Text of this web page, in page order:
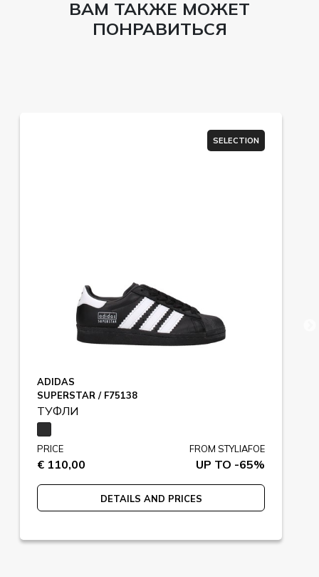
ВАМ ТАКЖЕ МОЖЕТ
ПОНРАВИТЬСЯ
SELECTION
ADIDAS
SUPERSTAR / F75138
ТУФЛИ
PRICE
€ 110,00
FROM STYLIAFOE
UP TO -65%
DETAILS AND PRICES